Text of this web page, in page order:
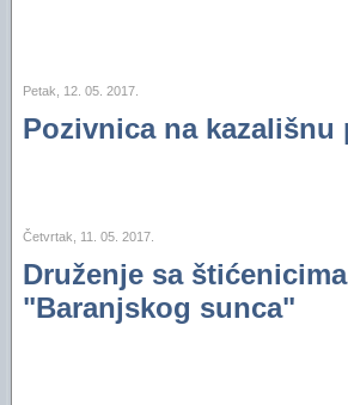
Petak, 12. 05. 2017.
Pozivnica na kazališnu
Četvrtak, 11. 05. 2017.
Druženje sa štićenicima
"Baranjskog sunca"